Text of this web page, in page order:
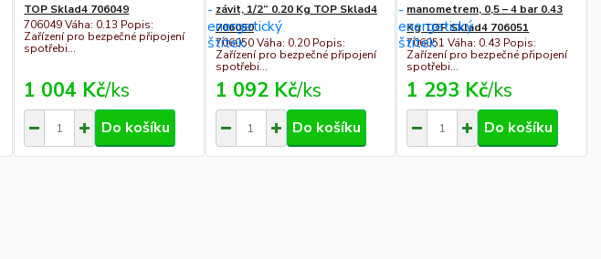
TOP Sklad4 706049
706049 Váha: 0.13 Popis:
Zařízení pro bezpečné připojení
spotřebi...
1 004 Kč/ks
Do košíku
závit, 1/2“ 0.20 Kg TOP Sklad4
706050
706050 Váha: 0.20 Popis:
Zařízení pro bezpečné připojení
spotřebi...
1 092 Kč/ks
Do košíku
manometrem, 0,5 – 4 bar 0.43
Kg TOP Sklad4 706051
706051 Váha: 0.43 Popis:
Zařízení pro bezpečné připojení
spotřebi...
1 293 Kč/ks
Do košíku